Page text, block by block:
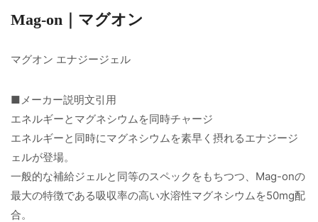
Mag-on｜マグオン
マグオン エナジージェル
■メーカー説明文引用
エネルギーとマグネシウムを同時チャージ
エネルギーと同時にマグネシウムを素早く摂れるエナジージ
ェルが登場。
一般的な補給ジェルと同等のスペックをもちつつ、Mag-onの
最大の特徴である吸収率の高い水溶性マグネシウムを50mg配
合。